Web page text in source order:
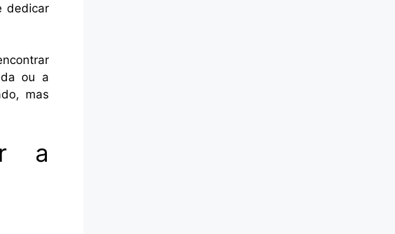
dedicar
ou a
mas
a